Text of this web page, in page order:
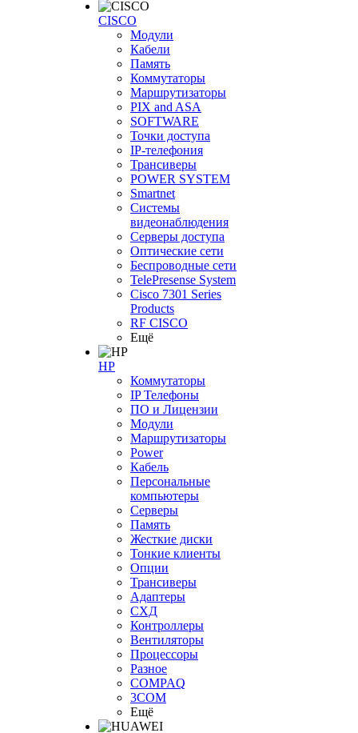
CISCO
Модули
Кабели
Память
Коммутаторы
Маршрутизаторы
PIX and ASA
SOFTWARE
Точки доступа
IP-телефония
Трансиверы
POWER SYSTEM
Smartnet
Системы
видеонаблюдения
Серверы доступа
Оптические сети
Беспроводные сети
TelePresense System
Cisco 7301 Series
Products
RF CISCO
Ещё
HP
Коммутаторы
IP Телефоны
ПО и Лицензии
Модули
Маршрутизаторы
Power
Кабель
Персональные
компьютеры
Серверы
Память
Жесткие диски
Тонкие клиенты
Опции
Трансиверы
Адаптеры
СХД
Контроллеры
Вентиляторы
Процессоры
Разное
COMPAQ
3COM
Ещё